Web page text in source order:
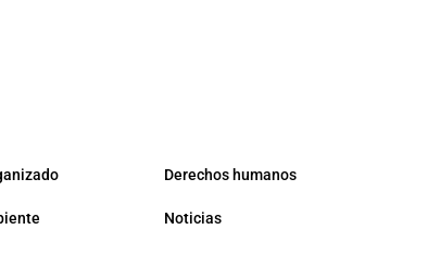
Derechos humanos
Noticias